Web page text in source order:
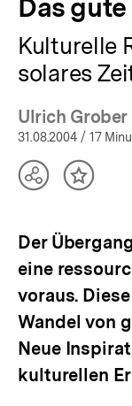
Das
Kulturelle
solares
Ulrich Grober
31.08.2004 / 17
TeilenInhalt
Der
eine
voraus.
Wandel von
Neue
kulturellen